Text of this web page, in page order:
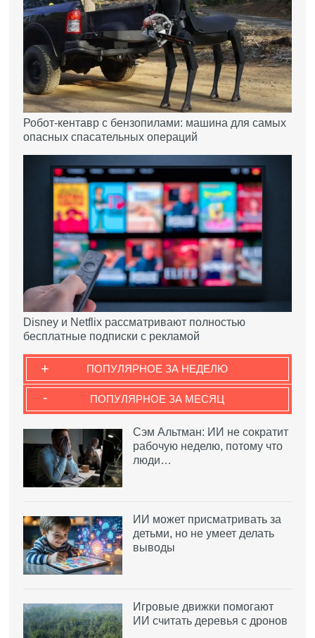
Робот-кентавр с бензопилами: машина для самых
опасных спасательных операций
Disney и Netflix рассматривают полностью
бесплатные подписки с рекламой
ПОПУЛЯРНОЕ ЗА НЕДЕЛЮ
+
ПОПУЛЯРНОЕ ЗА МЕСЯЦ
-
Сэм Альтман: ИИ не сократит
рабочую неделю, потому что
люди…
ИИ может присматривать за
детьми, но не умеет делать
выводы
Игровые движки помогают
ИИ считать деревья с дронов